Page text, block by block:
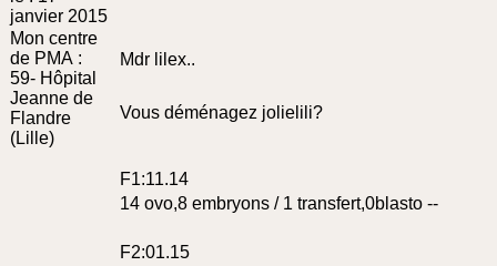
Mdr lilex..
Vous déménagez jolielili?
F1:11.14
14 ovo,8 embryons / 1 transfert,0blasto --
F2:01.15
janvier 2015
Mon centre
de PMA :
59- Hôpital
Jeanne de
Flandre
(Lille)